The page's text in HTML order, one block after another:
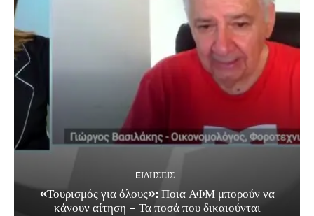
EΙΔΗΣΕΙΣ
«Τουρισμός για όλους»: Ποια ΑΦΜ μπορούν να
κάνουν αίτηση – Τα ποσά που δικαιούνται